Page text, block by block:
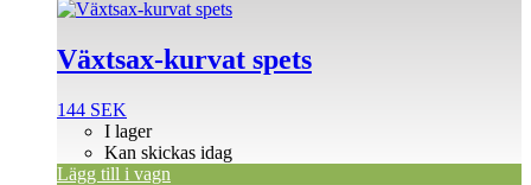
Växtsax-kurvat spets
144 SEK
I lager
Kan skickas idag
Lägg till i vagn